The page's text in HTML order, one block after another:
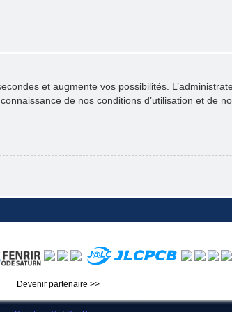
et augmente vos possibilités.
de nos conditions d’utilisation et de
Devenir partenaire >>